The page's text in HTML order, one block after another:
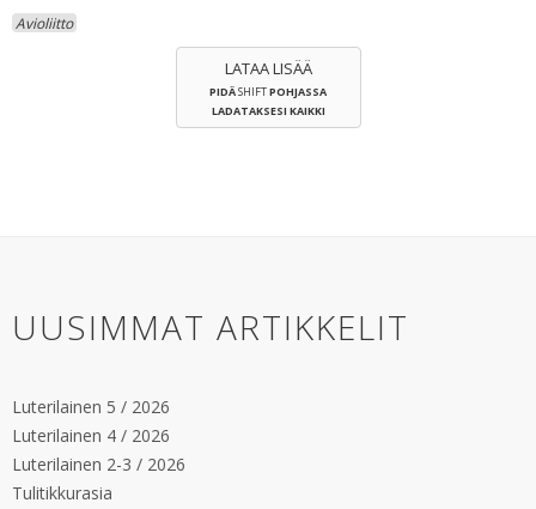
Avioliitto
LATAA LISÄÄ
PIDÄSHIFTPOHJASSA
LADATAKSESI KAIKKI
UUSIMMAT ARTIKKELIT
Luterilainen 5 / 2026
Luterilainen 4 / 2026
Luterilainen 2-3 / 2026
Tulitikkurasia